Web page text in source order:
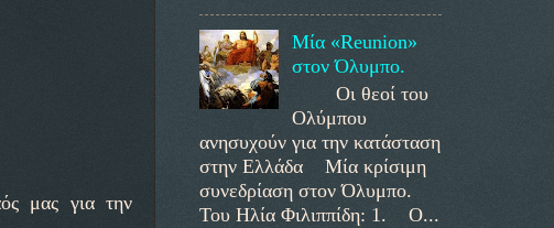
μας για την
Μία «Reunion»
στον Όλυμπο.
Οι θεοί του
Ολύμπου
ανησυχούν για την κατάσταση
στην Ελλάδα Μία κρίσιμη
συνεδρίαση στον Όλυμπο.
Του Ηλία Φιλιππίδη: 1. Ο...